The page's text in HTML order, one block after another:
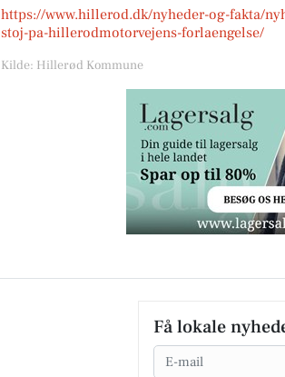
https://www.hillerod.dk/nyheder-og-fakta/
stoj-pa-hillerodmotorvejens-forlaengelse/
Kilde: Hillerød Kommune
Få lokale
Email